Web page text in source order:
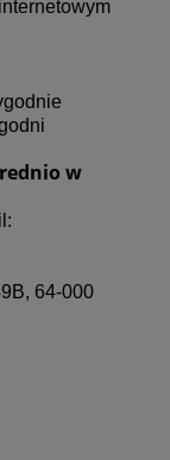
w
, 64-000